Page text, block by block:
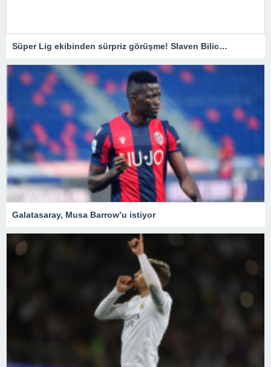
Süper Lig ekibinden sürpriz görüşme! Slaven Bilic…
Galatasaray, Musa Barrow’u istiyor